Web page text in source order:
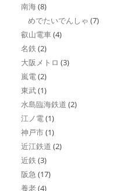
南海(8)
めでたいでんしゃ (7)
叡山電車(4)
名鉄 (2)
大阪メトロ (3)
嵐電(2)
東武(1)
水島臨海鉄道 (2)
江ノ電(1)
神戸市(1)
近江鉄道 (2)
近鉄 (3)
阪急 (17)
養老(4)